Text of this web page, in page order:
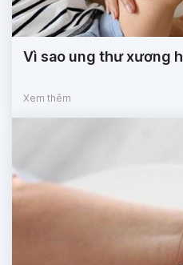
Vì sao ung thư xương
Xem thêm